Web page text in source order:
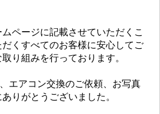
ページに記載させていただくこ
くすべてのお客様に安心してご
り組みを行っております。
エアコン交換のご依頼、お写真
りがとうございました。